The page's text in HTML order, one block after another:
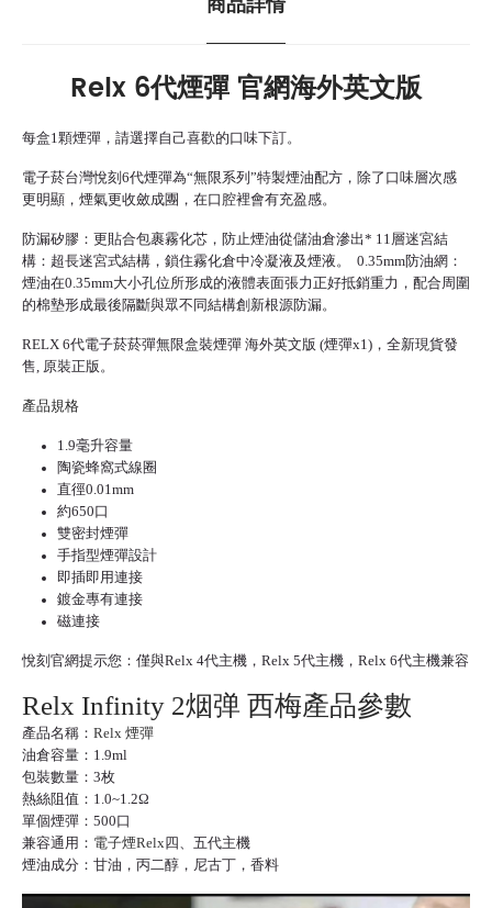
Relx 6代煙彈官網海外英文版
每盒1顆煙彈，請選擇自己喜歡的口味下訂。
電子菸台灣悅刻6代煙彈為“無限系列”特製煙油配方，除了口味層次感
更明顯，煙氣更收斂成團，在口腔裡會有充盈感。
防漏矽膠：更貼合包裹霧化芯，防止煙油從儲油倉滲出* 11層迷宮結
構：超長迷宮式結構，鎖住霧化倉中冷凝液及煙液。 0.35mm防油網：
煙油在0.35mm大小孔位所形成的液體表面張力正好抵銷重力，配合周圍
的棉墊形成最後隔斷與眾不同結構創新根源防漏。
RELX 6代電子菸菸彈無限盒裝煙彈 海外英文版 (煙彈x1)，全新現貨發
售, 原裝正版。
產品規格
1.9毫升容量
陶瓷蜂窩式線圈
直徑0.01mm
約650口
雙密封煙彈
手指型煙彈設計
即插即用連接
鍍金專有連接
磁連接
悅刻官網提示您：僅與Relx 4代主機， Relx 5代主機，Relx 6代主機兼容
Relx Infinity 2烟弹 西梅產品參數
產品名稱： Relx 煙彈
油倉容量：1.9ml
包裝數量：3枚
熱絲阻值：1.0~1.2Ω
單個煙彈：500口
兼容通用： 電子煙Relx四、五代主機
煙油成分：甘油，丙二醇，尼古丁，香料